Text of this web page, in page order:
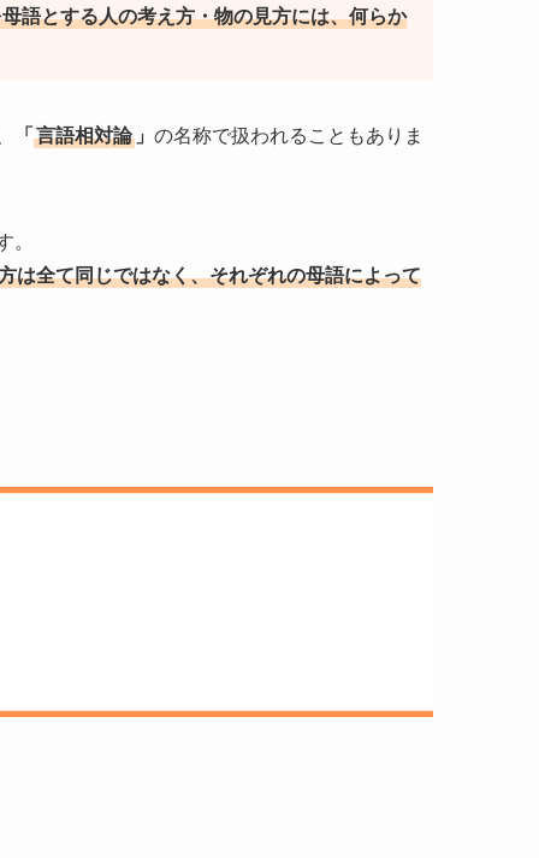
語とする人の考え方・物の見方には、何らか
「 言語相対論 」 の名称で扱われることもありま
。
は全て同じではなく、それぞれの母語によって